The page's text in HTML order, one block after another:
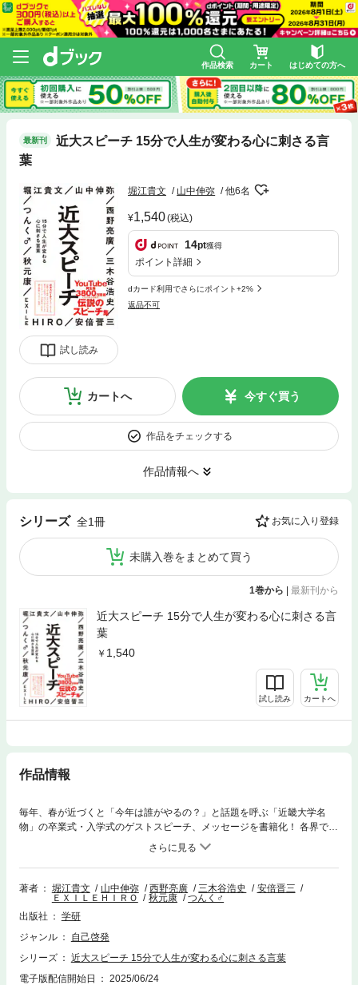
作品検索 カート はじめての方へ
最新刊
近大スピーチ 15分で人生が変わる心に刺さる言
葉
試し読み
堀江貴文 山中伸弥 他6名
1,540(税込)
14pt獲得
ポイント詳細
dカード利用でさらにポイント+2%
返品不可
カートへ 今すぐ買う
作品をチェックする
作品情報へ
シリーズ 全1冊 お気に入り登録
未購入巻をまとめて買う
1巻から | 最新刊から
近大スピーチ 15分で人生が変わる心に刺さる言
葉
1,540
試し読み カートへ
作品情報
毎年、春が近づくと「今年は誰がやるの？」と話題を呼ぶ「近畿大学名
物」の卒業式・入学式のゲストスピーチ、メッセージを書籍化！ 各界で活
躍するトップランナーが贈る「ここから一歩」を踏み出せないあなたの背
著者 堀江貴文 山中伸弥 西野亮廣 三木谷浩史
安倍晋三
ＥＸＩＬＥＨＩＲＯ
秋元康
つんく♂
出版社
学研
ジャンル
自己啓発
シリーズ
近大スピーチ 15分で人生が変わる心に刺さる言葉
電子版配信開始日
2025/06/24